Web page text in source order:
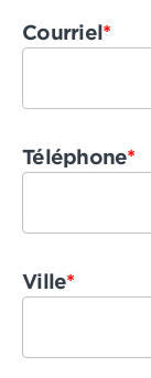
Courriel*
Téléphone*
Ville*